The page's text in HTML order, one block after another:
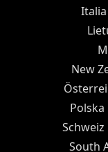
Italia
New
Polska
Schweiz
South